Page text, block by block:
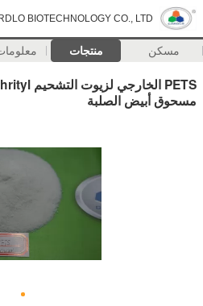
BIOTECHNOLOGY CO., LTD.
مسكن منتجات
مسحوق أبيض الصلبة